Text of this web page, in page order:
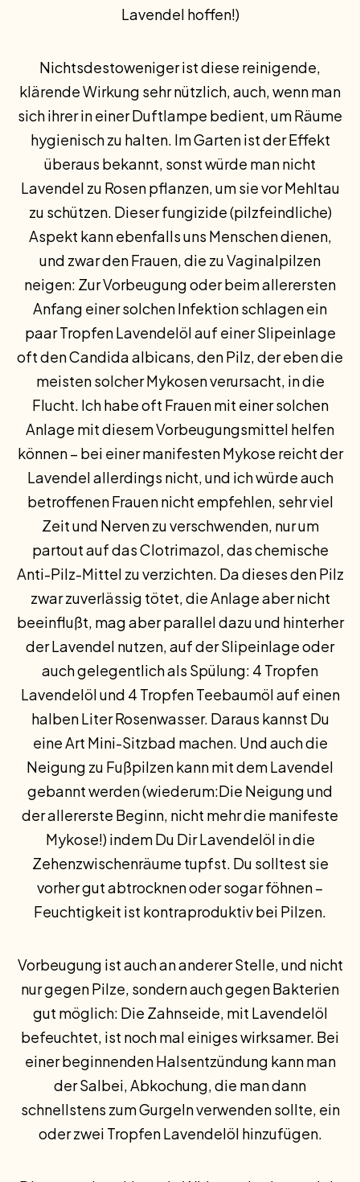
Lavendel hoffen!)
Nichtsdestoweniger ist diese reinigende,
klärende Wirkung sehr nützlich, auch, wenn man
sich ihrer in einer Duftlampe bedient, um Räume
hygienisch zu halten. Im Garten ist der Effekt
überaus bekannt, sonst würde man nicht
Lavendel zu Rosen pflanzen, um sie vor Mehltau
zu schützen. Dieser fungizide (pilzfeindliche)
Aspekt kann ebenfalls uns Menschen dienen,
und zwar den Frauen, die zu Vaginalpilzen
neigen: Zur Vorbeugung oder beim allerersten
Anfang einer solchen Infektion schlagen ein
paar Tropfen Lavendelöl auf einer Slipeinlage
oft den Candida albicans, den Pilz, der eben die
meisten solcher Mykosen verursacht, in die
Flucht. Ich habe oft Frauen mit einer solchen
Anlage mit diesem Vorbeugungsmittel helfen
können – bei einer manifesten Mykose reicht der
Lavendel allerdings nicht, und ich würde auch
betroffenen Frauen nicht empfehlen, sehr viel
Zeit und Nerven zu verschwenden, nur um
partout auf das Clotrimazol, das chemische
Anti-Pilz-Mittel zu verzichten. Da dieses den Pilz
zwar zuverlässig tötet, die Anlage aber nicht
beeinflußt, mag aber parallel dazu und hinterher
der Lavendel nutzen, auf der Slipeinlage oder
auch gelegentlich als Spülung: 4 Tropfen
Lavendelöl und 4 Tropfen Teebaumöl auf einen
halben Liter Rosenwasser. Daraus kannst Du
eine Art Mini-Sitzbad machen. Und auch die
Neigung zu Fußpilzen kann mit dem Lavendel
gebannt werden (wiederum:Die Neigung und
der allererste Beginn, nicht mehr die manifeste
Mykose!) indem Du Dir Lavendelöl in die
Zehenzwischenräume tupfst. Du solltest sie
vorher gut abtrocknen oder sogar föhnen –
Feuchtigkeit ist kontraproduktiv bei Pilzen.
Vorbeugung ist auch an anderer Stelle, und nicht
nur gegen Pilze, sondern auch gegen Bakterien
gut möglich: Die Zahnseide, mit Lavendelöl
befeuchtet, ist noch mal einiges wirksamer. Bei
einer beginnenden Halsentzündung kann man
der Salbei, Abkochung, die man dann
schnellstens zum Gurgeln verwenden sollte, ein
oder zwei Tropfen Lavendelöl hinzufügen.